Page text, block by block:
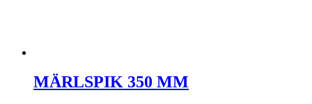
MÄRLSPIK 350 MM